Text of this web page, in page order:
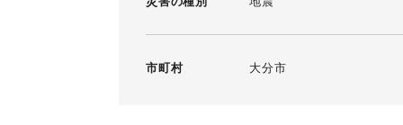
市町村 大分市